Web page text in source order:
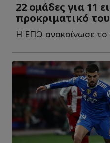
22 ομάδες για 11
προκριματικό